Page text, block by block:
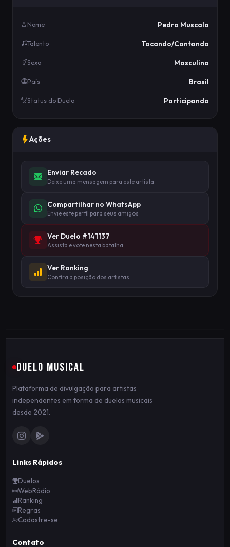
Nome Pedro Muscala
Talento Tocando/Cantando
Sexo Masculino
País Brasil
Status do Duelo Participando
Ações
Enviar Recado
Deixe uma mensagem para este artista
Compartilhar no WhatsApp
Envie este perfil para seus amigos
Ver Duelo #141137
Assista e vote nesta batalha
Ver Ranking
Confira a posição dos artistas
DUELO MUSICAL
Plataforma de divulgação para artistas
independentes em forma de duelos musicais
desde 2021.
Links Rápidos
Duelos
WebRádio
Ranking
Regras
Cadastre-se
Contato